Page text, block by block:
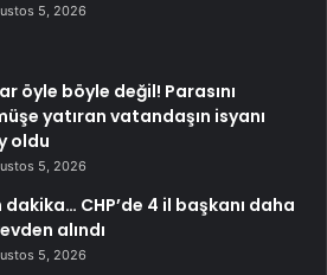
5, 2026
öyle böyle değil! Parasını
yatıran vatandaşın isyanı
oldu
5, 2026
dakika… CHP’de 4 il başkanı daha
alındı
5, 2026